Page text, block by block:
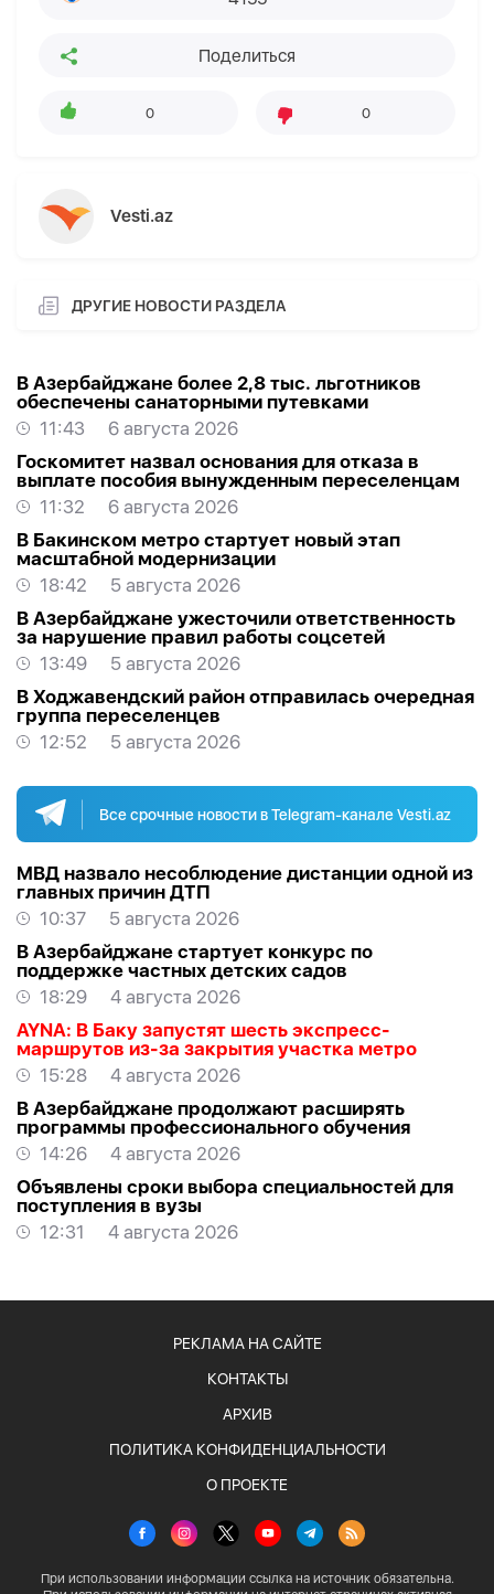
Поделиться
0 0
Vesti.az
ДРУГИЕ НОВОСТИ РАЗДЕЛА
В Азербайджане более 2,8 тыс. льготников
обеспечены санаторными путевками
11:43
6 августа 2026
Госкомитет назвал основания для отказа в
выплате пособия вынужденным переселенцам
11:32
6 августа 2026
В Бакинском метро стартует новый этап
масштабной модернизации
18:42
5 августа 2026
В Азербайджане ужесточили ответственность
за нарушение правил работы соцсетей
13:49
5 августа 2026
В Ходжавендский район отправилась очередная
группа переселенцев
12:52
5 августа 2026
Все срочные новости в Telegram-канале Vesti.az
МВД назвало несоблюдение дистанции одной из
главных причин ДТП
10:37
5 августа 2026
В Азербайджане стартует конкурс по
поддержке частных детских садов
18:29
4 августа 2026
AYNA: В Баку запустят шесть экспресс-
маршрутов из-за закрытия участка метро
15:28
4 августа 2026
В Азербайджане продолжают расширять
программы профессионального обучения
14:26
4 августа 2026
Объявлены сроки выбора специальностей для
поступления в вузы
12:31
4 августа 2026
РЕКЛАМА НА САЙТЕ
КОНТАКТЫ
АРХИВ
ПОЛИТИКА КОНФИДЕНЦИАЛЬНОСТИ
О ПРОЕКТЕ
При использовании информации ссылка на источник обязательна.